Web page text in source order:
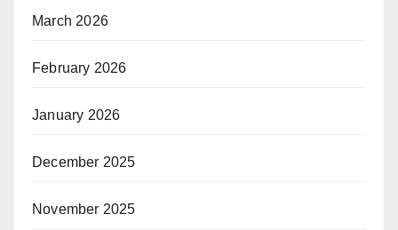
March 2026
February 2026
January 2026
December 2025
November 2025